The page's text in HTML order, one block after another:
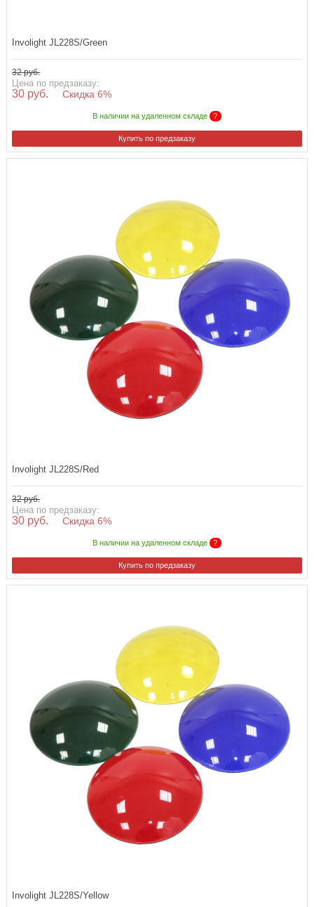
Involight JL228S/Green
32 руб.
Цена по предзаказу:
30 руб. Скидка 6%
В наличии на удаленном складе ?
Купить по предзаказу
Involight JL228S/Red
32 руб.
Цена по предзаказу:
30 руб. Скидка 6%
В наличии на удаленном складе ?
Купить по предзаказу
Involight JL228S/Yellow